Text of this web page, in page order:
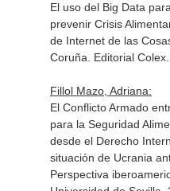
El uso del Big Data
prevenir Crisis
de Internet de las
Coruña. Editorial
Fillol Mazo, Adriana:
El Conflicto Armado
para la Seguridad
desde el Derecho
situación de Ucrania
Perspectiva